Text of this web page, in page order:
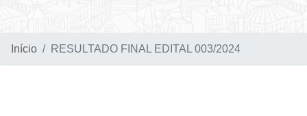
Início RESULTADO FINAL EDITAL 003/2024